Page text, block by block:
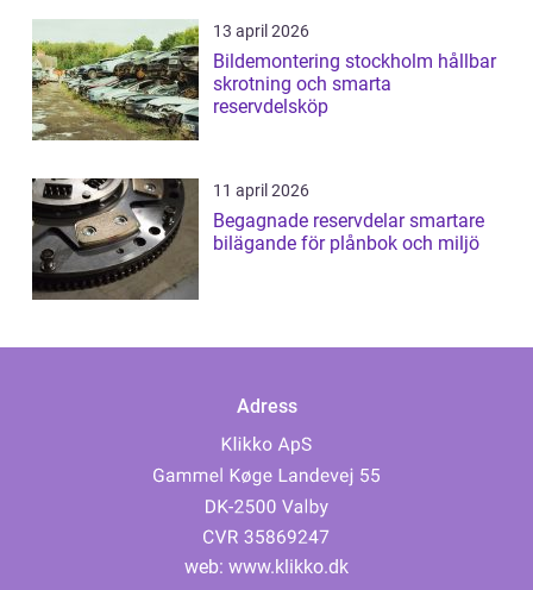
13 april 2026
Bildemontering stockholm hållbar
skrotning och smarta
reservdelsköp
11 april 2026
Begagnade reservdelar smartare
bilägande för plånbok och miljö
Adress
web: www.klikko.dk